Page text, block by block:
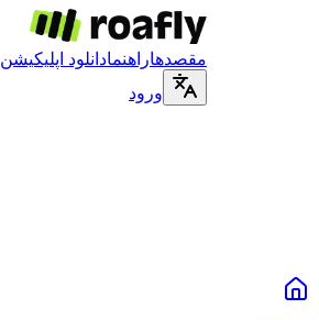
مقصدهاراهنمادانلود اپلیکیشن
ورود